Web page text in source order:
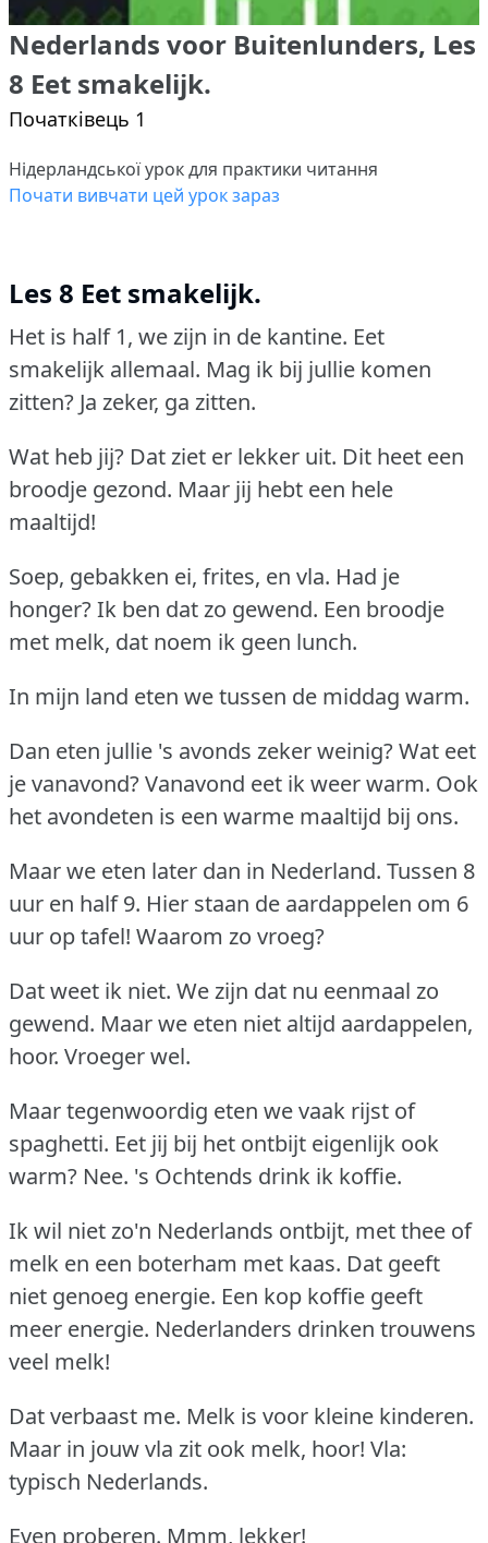
Nederlands voor Buitenlunders, Les
8 Eet smakelijk.
Початківець 1
Нідерландської урок для практики читання
Почати вивчати цей урок зараз
Les 8 Eet smakelijk.
Het is half 1, we zijn in de kantine. Eet
smakelijk allemaal. Mag ik bij jullie komen
zitten? Ja zeker, ga zitten.
Wat heb jij? Dat ziet er lekker uit. Dit heet een
broodje gezond. Maar jij hebt een hele
maaltijd!
Soep, gebakken ei, frites, en vla. Had je
honger?Ik ben dat zo gewend. Een broodje
met melk, dat noem ik geen lunch.
In mijn land eten we tussen de middag warm.
Dan eten jullie 's avonds zeker weinig?Wat eet
je vanavond?Vanavond eet ik weer warm. Ook
het avondeten is een warme maaltijd bij ons.
Maar we eten later dan in Nederland. Tussen 8
uur en half 9. Hier staan de aardappelen om 6
uur op tafel! Waarom zo vroeg?
Dat weet ik niet. We zijn dat nu eenmaal zo
gewend. Maar we eten niet altijd aardappelen,
hoor. Vroeger wel.
Maar tegenwoordig eten we vaak rijst of
spaghetti. Eet jij bij het ontbijt eigenlijk ook
warm? Nee. 's Ochtends drink ik koffie.
Ik wil niet zo'n Nederlands ontbijt, met thee of
melk en een boterham met kaas. Dat geeft
niet genoeg energie. Een kop koffie geeft
meer energie. Nederlanders drinken trouwens
veel melk!
Dat verbaast me. Melk is voor kleine kinderen.
Maar in jouw vla zit ook melk, hoor! Vla:
typisch Nederlands.
Even proberen. Mmm, lekker!